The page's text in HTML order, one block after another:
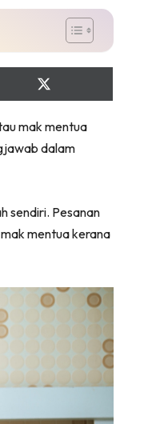
Share
on
(Twitter)
mak mentua
dalam
sendiri. Pesanan
mentua kerana